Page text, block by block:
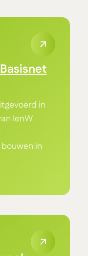
in
IenW
in